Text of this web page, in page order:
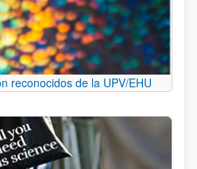
reconocidos de la UPV/EHU